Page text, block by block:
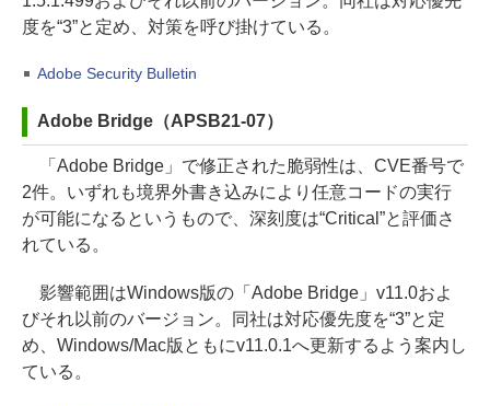
度を“3”と定め、対策を呼び掛けている。
Adobe Security Bulletin
Adobe Bridge（APSB21-07）
「Adobe Bridge」で修正された脆弱性は、CVE番号で
2件。いずれも境界外書き込みにより任意コードの実行
が可能になるというもので、深刻度は“Critical”と評価さ
れている。
影響範囲はWindows版の「Adobe Bridge」v11.0およ
びそれ以前のバージョン。同社は対応優先度を“3”と定
め、Windows/Mac版ともにv11.0.1へ更新するよう案内し
ている。